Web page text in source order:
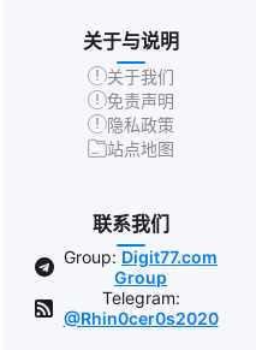
关于与说明
关于我们
免责声明
隐私政策
站点地图
联系我们
Group: Digit77.com
Group
Telegram:
@Rhin0cer0s2020